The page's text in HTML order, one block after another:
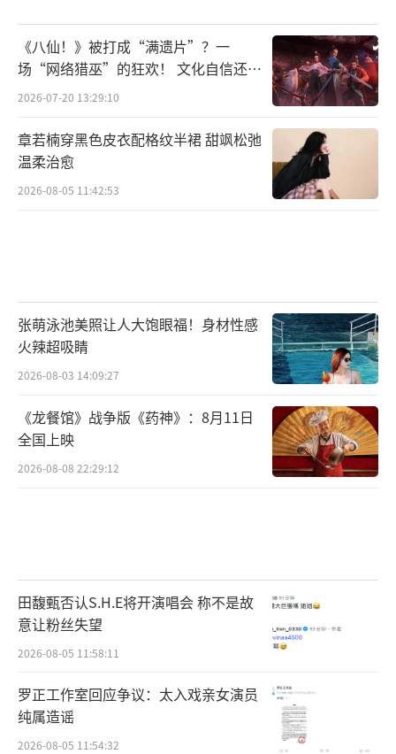
《八仙！》被打成“满遗片”？一
场“网络猎巫”的狂欢！ 文化自信还是
焦虑？
2026-07-20 13:29:10
章若楠穿黑色皮衣配格纹半裙 甜飒松弛
温柔治愈
2026-08-05 11:42:53
张萌泳池美照让人大饱眼福！身材性感
火辣超吸睛
2026-08-03 14:09:27
《龙餐馆》战争版《药神》：8月11日
全国上映
2026-08-08 22:29:12
田馥甄否认S.H.E将开演唱会 称不是故
意让粉丝失望
2026-08-05 11:58:11
罗正工作室回应争议：太入戏亲女演员
纯属造谣
2026-08-05 11:54:32